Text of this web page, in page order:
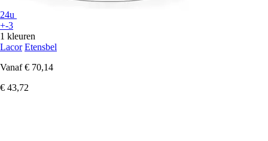
24u
+-3
1 kleuren
Lacor Etensbel
Vanaf € 70,14
€ 43,72